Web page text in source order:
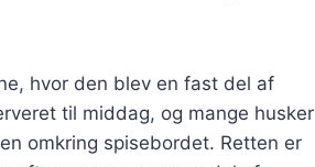
hvor den blev en fast del af
til middag, og mange husker
omkring spisebordet. Retten er